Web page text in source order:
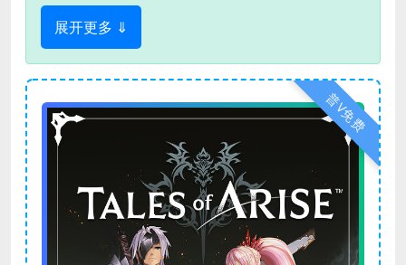
展开更多 ⇓
普V免费